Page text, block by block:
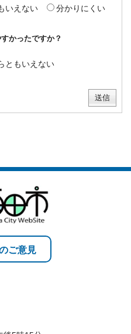
いえない
分かりにくい
かったですか？
ともいえない
ご意見